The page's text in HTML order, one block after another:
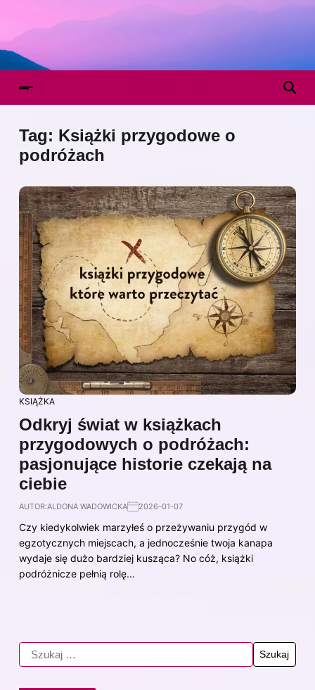
Tag: Książki przygodowe o
podróżach
KSIĄŻKA
Odkryj świat w książkach
przygodowych o podróżach:
pasjonujące historie czekają na
ciebie
AUTOR:ALDONA WADOWICKA 2026-01-07
Czy kiedykolwiek marzyłeś o przeżywaniu przygód w
egzotycznych miejscach, a jednocześnie twoja kanapa
wydaje się dużo bardziej kusząca? No cóż, książki
podróżnicze pełnią rolę…